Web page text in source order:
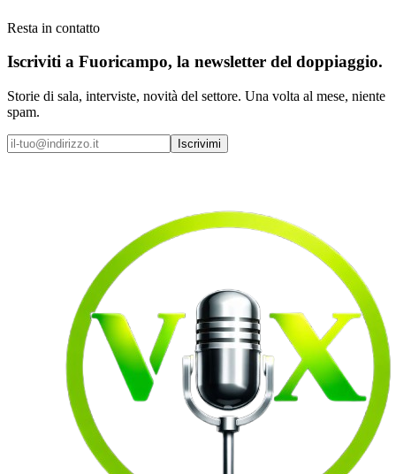
Resta in contatto
Iscriviti a Fuoricampo, la newsletter del doppiaggio.
Storie di sala, interviste, novità del settore. Una volta al mese, niente
spam.
Iscrivimi